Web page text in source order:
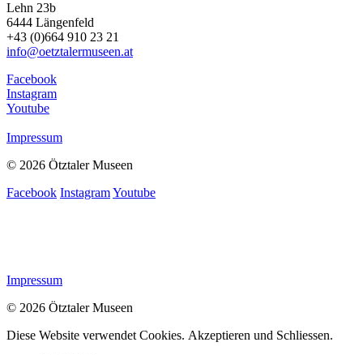
Lehn 23b
6444 Längenfeld
+43 (0)664 910 23 21
info@oetztalermuseen.at
Facebook
Instagram
Youtube
Impressum
© 2026 Ötztaler Museen
Facebook InstagramYoutube
Impressum
© 2026 Ötztaler Museen
Diese Website verwendet Cookies. Akzeptieren und Schliessen.